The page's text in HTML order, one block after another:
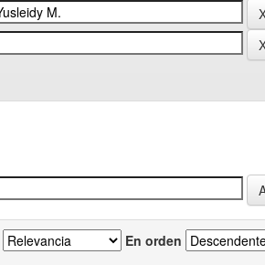
En orden